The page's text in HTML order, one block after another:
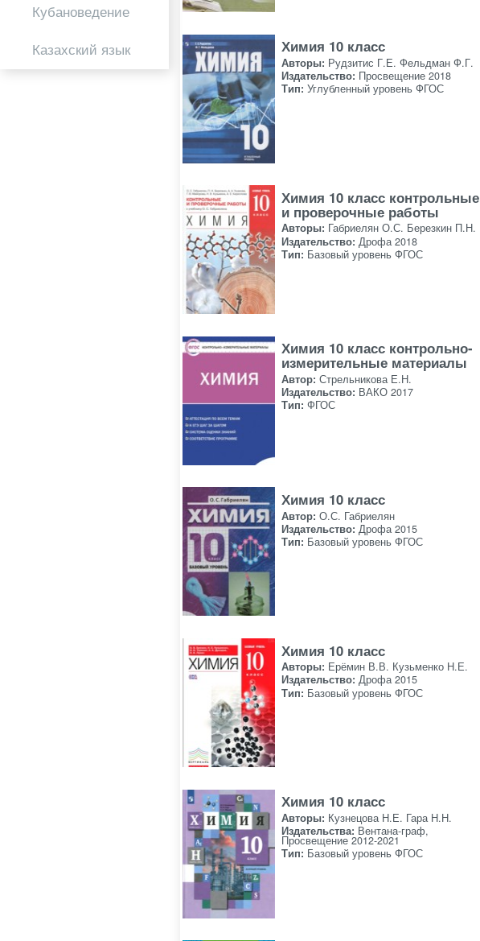
Кубановедение
Казахский язык
Химия 10 класс
Авторы: Рудзитис Г.Е. Фельдман Ф.Г.
Издательство: Просвещение 2018
Тип: Углубленный уровень ФГОС
Химия 10 класс контрольные
и проверочные работы
Авторы: Габриелян О.С. Березкин П.Н.
Издательство: Дрофа 2018
Тип: Базовый уровень ФГОС
Химия 10 класс контрольно-
измерительные материалы
Автор: Стрельникова Е.Н.
Издательство: ВАКО 2017
Тип: ФГОС
Химия 10 класс
Автор: О.С. Габриелян
Издательство: Дрофа 2015
Тип: Базовый уровень ФГОС
Химия 10 класс
Авторы: Ерёмин В.В. Кузьменко Н.Е.
Издательство: Дрофа 2015
Тип: Базовый уровень ФГОС
Химия 10 класс
Авторы: Кузнецова Н.Е. Гара Н.Н.
Издательства: Вентана-граф,
Просвещение 2012-2021
Тип: Базовый уровень ФГОС